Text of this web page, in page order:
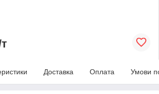
Доставка Оплата Умови